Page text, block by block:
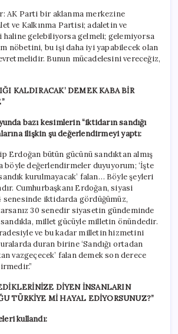
AK Parti bir aklanma merkezine
ve Kalkınma Partisi; adaletin ve
haline gelebiliyorsa gelmeli; gelemiyorsa
nöbetini, bu işi daha iyi yapabilecek olan
Bunun mücadelesini vereceğiz,
KALDIRACAK’ DEMEK KABA BİR
bazı kesimlerin “iktidarın sandığı
ilişkin şu değerlendirmeyi yaptı:
Erdoğan bütün gücünü sandıktan almış
böyle değerlendirmeler duyuyorum; ‘İşte
kurulmayacak’ falan… Böyle şeyleri
Cumhurbaşkanı Erdoğan, siyasi
senesinde iktidarda gördüğümüz,
30 senedir siyasetin gündeminde
millet gücüyle milletin önündedir.
ve bu kadar milletin hizmetini
duran birine ‘Sandığı ortadan
vazgeçecek’ falan demek son derece
DİYEN İNSANLARIN
TÜRKİYE Mİ HAYAL EDİYORSUNUZ?”
kullandı: